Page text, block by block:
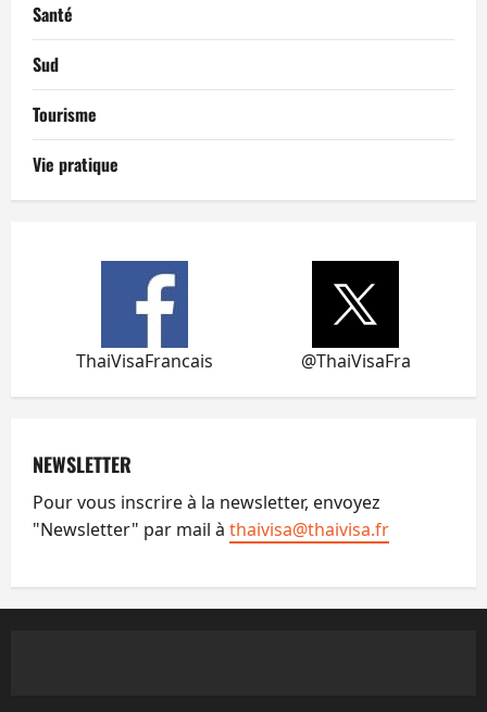
Santé
Sud
Tourisme
Vie pratique
ThaiVisaFrancais @ThaiVisaFra
NEWSLETTER
Pour vous inscrire à la newsletter, envoyez
"Newsletter" par mail à thaivisa@thaivisa.fr